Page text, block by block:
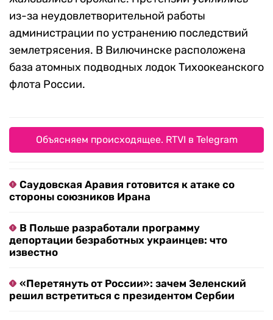
из-за неудовлетворительной работы
администрации по устранению последствий
землетрясения. В Вилючинске расположена
база атомных подводных лодок Тихоокеанского
флота России.
Объясняем происходящее. RTVI в Telegram
Саудовская Аравия готовится к атаке со
стороны союзников Ирана
В Польше разработали программу
депортации безработных украинцев: что
известно
«Перетянуть от России»: зачем Зеленский
решил встретиться с президентом Сербии